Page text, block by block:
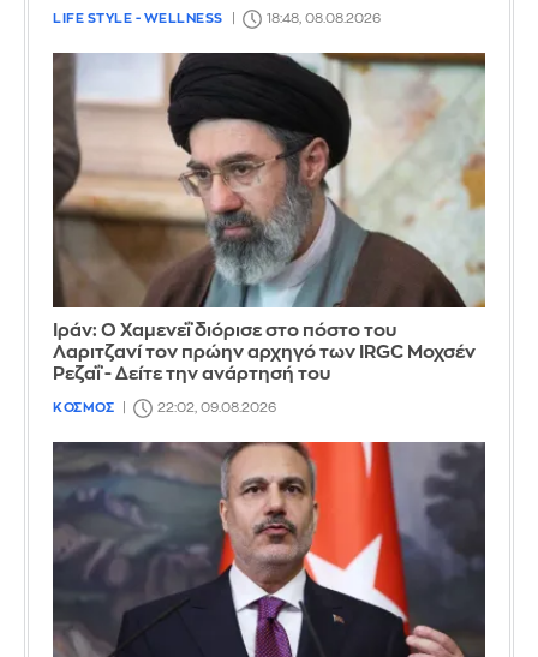
LIFE STYLE - WELLNESS 18:48, 08.08.2026
Ιράν: Ο Χαμενεΐ διόρισε στο πόστο του
Λαριτζανί τον πρώην αρχηγό των IRGC Μοχσέν
Ρεζαΐ - Δείτε την ανάρτησή του
ΚΟΣΜΟΣ 22:02, 09.08.2026